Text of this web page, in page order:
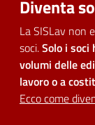
Diventa
La SISLav non
soci.Solo i
volumi delle
lavoro o a
Ecco come